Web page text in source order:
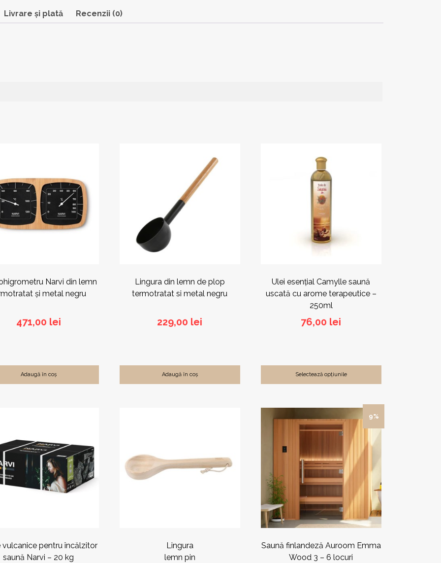
Livrare și plată Recenzii (0)
Narvi din lemn
și metal negru
471,00 lei
Adaugă în coș
Lingura din lemn de plop
termotratat si metal negru
229,00 lei
Adaugă în coș
Ulei esențial Camylle saună
uscată cu arome terapeutice –
250ml
76,00 lei
Selectează opțiunile
vulcanice pentru încălzitor
saună Narvi – 20 kg
Lingura
lemn pin
9%
Saună finlandeză Auroom Emma
Wood 3 – 6 locuri
produs
Opțiunile
pot
alese
în
pagina
produsului.